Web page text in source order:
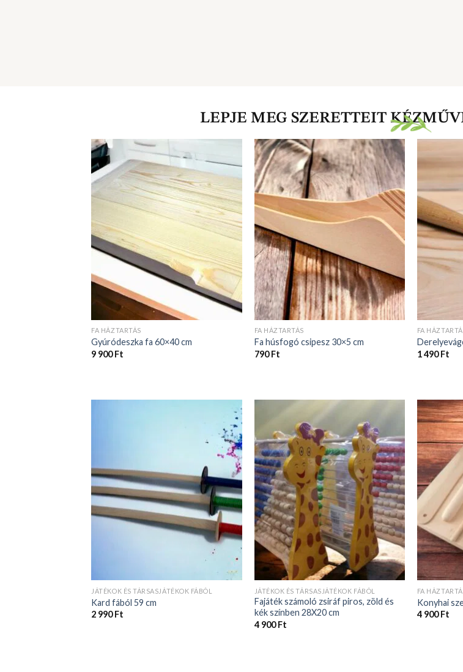
LEPJE MEG SZERETTEIT
FA HÁZTARTÁS
Gyúródeszka fa 60×40 cm
9 900Ft
FA HÁZTARTÁS
Fa húsfogó csipesz 30×5 cm
790Ft
FA
1 490Ft
JÁTÉKOK ÉS TÁRSASJÁTÉKOK FÁBÓL
Kard fából 59 cm
2 990 Ft
JÁTÉKOK ÉS TÁRSASJÁTÉKOK FÁBÓL
Fajáték számoló zsiráf piros, zöld és
kék színben 28X20 cm
4 900Ft
FA
Konyhai
4 900 Ft